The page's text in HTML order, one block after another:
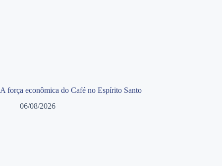
A força econômica do Café no Espírito Santo
06/08/2026